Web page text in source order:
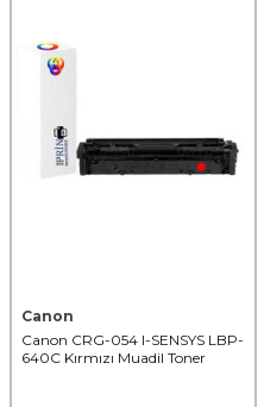
Canon
Canon CRG-054 I-SENSYS LBP-
640C Kırmızı Muadil Toner